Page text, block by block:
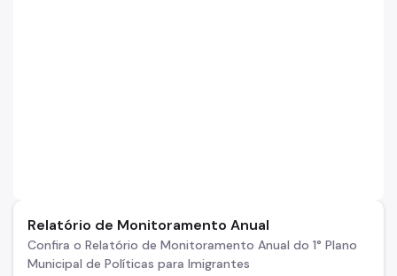
Relatório de Monitoramento Anual
Confira o Relatório de Monitoramento Anual do 1° Plano
Municipal de Políticas para Imigrantes